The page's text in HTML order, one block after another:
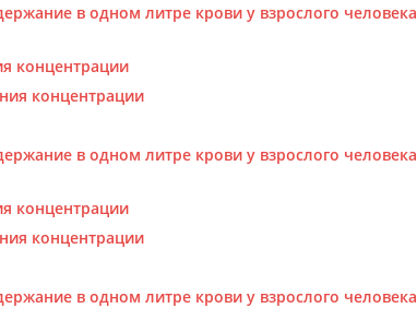
в одном литре крови у взрослого человека
концентрации
концентрации
в одном литре крови у взрослого человека
концентрации
концентрации
в одном литре крови у взрослого человека